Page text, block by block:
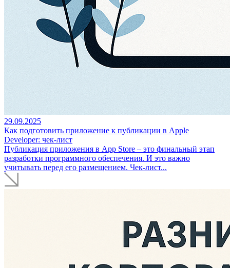
29.09.2025
Как подготовить приложение к публикации в Apple
Developer: чек-лист
Публикация приложения в App Store – это финальный этап
разработки программного обеспечения. И это важно
учитывать перед его размещением. Чек-лист...